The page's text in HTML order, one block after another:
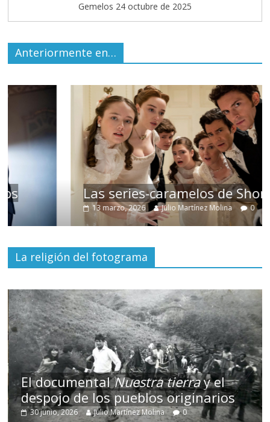
Gemelos 24 octubre de 2025
Anteriormente en…
Las series-caramelos de Shondaland
Julio Martínez Molina 0
La religión del fotograma
El documentalNuestra tierray el
despojo de los pueblos originarios
30 junio, 2026 Julio Martínez Molina 0